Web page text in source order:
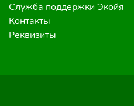
Служба поддержки Экойя
Контакты
Реквизиты